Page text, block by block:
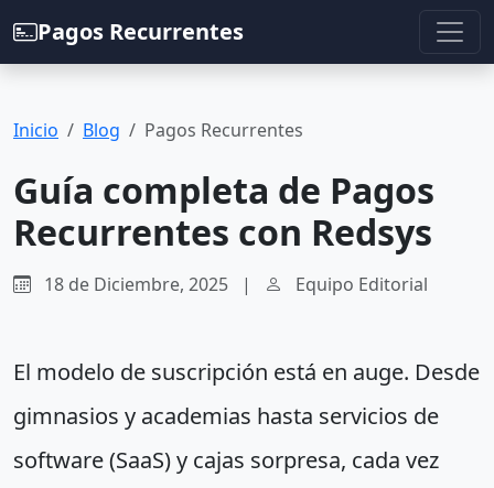
Pagos Recurrentes
Inicio Blog Pagos Recurrentes
Guía completa de Pagos
Recurrentes con Redsys
18 de Diciembre, 2025 | Equipo Editorial
El modelo de suscripción está en auge. Desde
gimnasios y academias hasta servicios de
software (SaaS) y cajas sorpresa, cada vez